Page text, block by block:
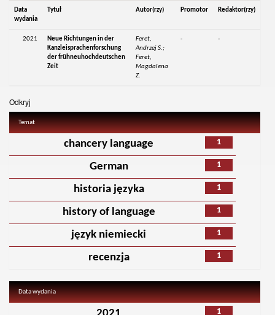
Data
wydania
Tytuł Autor(rzy) Promotor Redaktor(rzy)
2021
Neue Richtungen in der
Kanzleisprachenforschung
der frühneuhochdeutschen
Zeit
Feret,
Andrzej S.;
Feret,
Magdalena
Z.
- -
Odkryj
Temat
1
chancery language
1
German
1
historia języka
1
history of language
1
język niemiecki
1
recenzja
Data wydania
1